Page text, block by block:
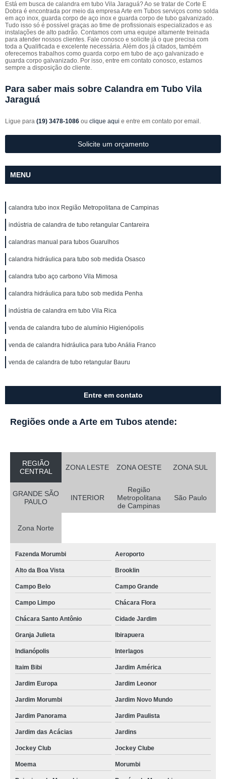
Está em busca de calandra em tubo Vila Jaraguá? Ao se tratar de Corte E
Dobra é encontrada por meio da empresa Arte em Tubos serviços como solda
em aço inox, guarda corpo de aço inox e guarda corpo de tubo galvanizado.
Tudo isso só é possível graças ao time de profissionais especializados e as
instalações de alto padrão. Contamos com uma equipe altamente treinada
para atender nossos clientes. Fale conosco e solicite já o que precisa com
toda a Qualificada e excelente necessária. Além dos já citados, também
oferecemos trabalhos como guarda corpo em tubo de aço galvanizado e
guarda corpo galvanizado. Por isso, entre em contato conosco, estamos
sempre a disposição do cliente.
Para saber mais sobre Calandra em Tubo Vila
Jaraguá
Ligue para (19) 3478-1086 ou clique aqui e entre em contato por email.
Solicite um orçamento
MENU
calandra tubo inox Região Metropolitana de Campinas
indústria de calandra de tubo retangular Cantareira
calandras manual para tubos Guarulhos
calandra hidráulica para tubo sob medida Osasco
calandra tubo aço carbono Vila Mimosa
calandra hidráulica para tubo sob medida Penha
indústria de calandra em tubo Vila Rica
venda de calandra tubo de alumínio Higienópolis
venda de calandra hidráulica para tubo Anália Franco
venda de calandra de tubo retangular Bauru
Entre em contato
Regiões onde a Arte em Tubos atende:
REGIÃO
CENTRAL
ZONA LESTE ZONA OESTE ZONA SUL
GRANDE SÃO
PAULO
INTERIOR
Região
Metropolitana
de Campinas
São Paulo
Zona Norte
Fazenda Morumbi Aeroporto
Alto da Boa Vista Brooklin
Campo Belo Campo Grande
Campo Limpo Chácara Flora
Chácara Santo Antônio Cidade Jardim
Granja Julieta Ibirapuera
Indianópolis Interlagos
Itaim Bibi Jardim América
Jardim Europa Jardim Leonor
Jardim Morumbi Jardim Novo Mundo
Jardim Panorama Jardim Paulista
Jardim das Acácias Jardins
Jockey Club Jockey Clube
Moema Morumbi